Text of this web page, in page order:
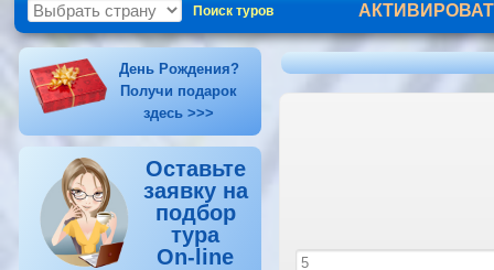
Поиск туров
День Рождения?
Получи подарок
здесь >>>
Оставьте
заявку на
подбор
тура
On-line